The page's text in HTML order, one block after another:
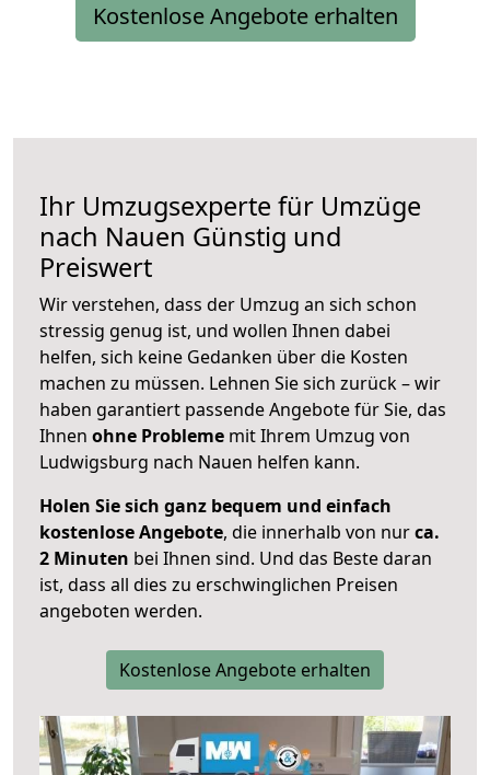
Kostenlose Angebote erhalten
Ihr Umzugsexperte für Umzüge
nach Nauen Günstig und
Preiswert
Wir verstehen, dass der Umzug an sich schon
stressig genug ist, und wollen Ihnen dabei
helfen, sich keine Gedanken über die Kosten
machen zu müssen. Lehnen Sie sich zurück – wir
haben garantiert passende Angebote für Sie, das
Ihnen ohne Probleme mit Ihrem Umzug von
Ludwigsburg nach Nauen helfen kann.
Holen Sie sich ganz bequem und einfach
kostenlose Angebote, die innerhalb von nurca.
2 Minuten bei Ihnen sind. Und das Beste daran
ist, dass all dies zu erschwinglichen Preisen
angeboten werden.
Kostenlose Angebote erhalten